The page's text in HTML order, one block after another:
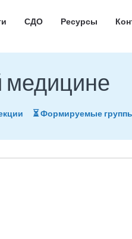
СДО Ресурсы
медицине
⏳ Формируемые